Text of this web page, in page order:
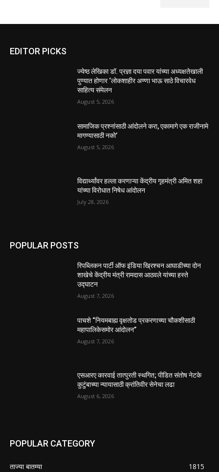
EDITOR PICKS
ज्येष्ठ लेखिका डॉ. प्रज्ञा दया पवार यांच्या अध्यक्षतेखाली
पुण्यात होणार ‘लोकशाहीर अण्णा भाऊ साठे विचारवेध
साहित्य संमेलन
August 5, 2026
सामाजिक प्रश्नांसाठी आंदोलने करा, एकामागे एक राजीनामे
मागण्यासाठी नको’
August 5, 2026
विद्यार्थ्यांवर हल्ला करणाऱ्या केंद्रीय गृहमंत्री अमित शहा
यांच्या विरोधात निषेध आंदोलन
July 28, 2026
POPULAR POSTS
रिपब्लिकन पार्टी ऑफ इंडिया ख्रिश्चन आघाडीच्या दोन
शाखेचे केंद्रीय मंत्री रामदास आठवले यांच्या हस्ते
उद्घाटन
August 7, 2026
पाचशे “नियमबाह्य वृक्षतोड प्रकरणाच्या चौकशीसाठी
महापालिकेसमोर आंदोलन”
August 7, 2026
एसआरए कारवाई तात्पुरती स्थगित; पीडित संतोष नेटके
कुटुंबाच्या न्यायासाठी क्रांतिवीर सेनेचा लढा
August 6, 2026
POPULAR CATEGORY
ताज्या बातम्या
1815